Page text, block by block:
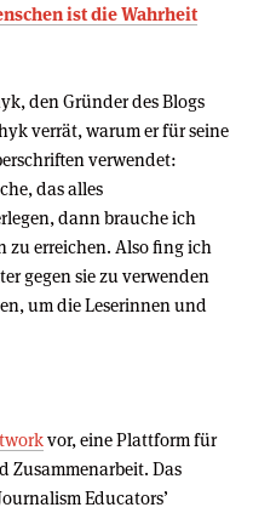
ist die Wahrheit
den Gründer des Blogs
verrät, warum er für seine
verwendet:
das alles
dann brauche ich
zu erreichen. Also fing ich
gegen sie zu verwenden
um die Leserinnen und
vor, eine Plattform für
Zusammenarbeit. Das
Educators’